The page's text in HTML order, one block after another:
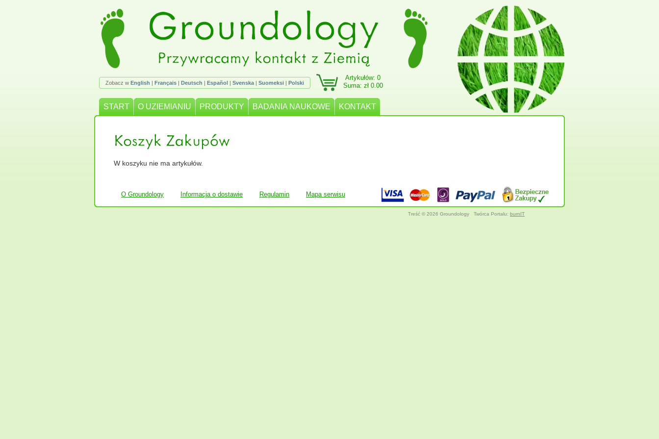
Zobacz w English | Français | Deutsch | Español | Svenska | Suomeksi | Polski
Artykułów: 0
Suma: zł 0.00
START O UZIEMIANIU PRODUKTY BADANIA NAUKOWE KONTAKT
W koszyku nie ma artykułów.
O Groundology Informacja o dostawie Regulamin Mapa serwisu
Treść © 2026 Groundology Twórca Portalu: burnIT